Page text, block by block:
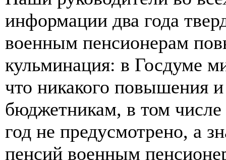
информации два года
военным пенсионерам
кульминация: в Госдуме
что никакого повышения
бюджетникам, в том
год не предусмотрено, а
пенсий военным